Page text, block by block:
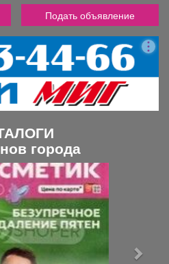
Подать объявление
города